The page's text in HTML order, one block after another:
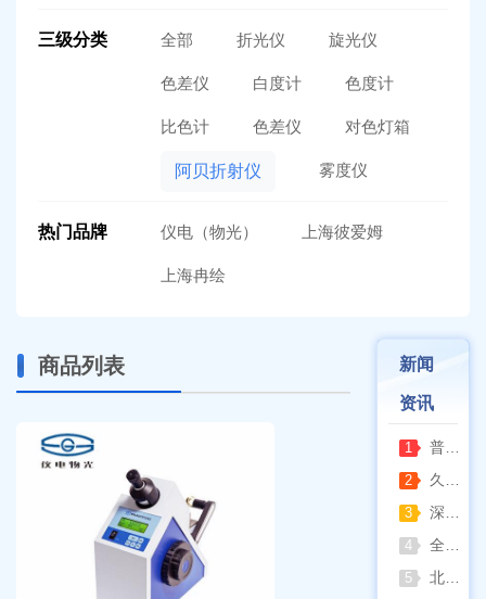
三级分类 全部 折光仪 旋光仪
色差仪 白度计 色度计
比色计 色差仪 对色灯箱
阿贝折射仪 雾度仪
热门品牌 仪电（物光） 上海彼爱姆
上海冉绘
商品列表 新闻
资讯
1 普通烘箱和耐腐蚀烘箱区分
2 久兴医疗高压蒸汽灭菌器：制药科研灭菌的可靠之选
3 深那静音超声波清洗仪：科研洁净新标准，安静高效更安心
4 全自动凯氏定氮仪测定焦炭中氮 上海纤检助力焦化行业精准检测
5 北京六一电泳仪完整选型指南（分电泳槽 + 电源两大模块，按实验场景直接匹配）